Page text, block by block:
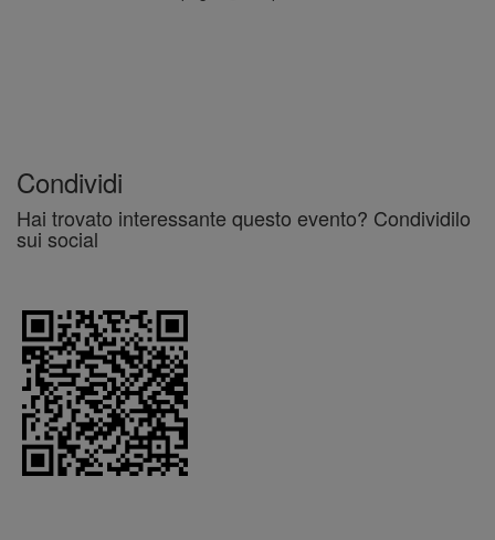
Condividi
Hai trovato interessante questo evento? Condividilo
sui social